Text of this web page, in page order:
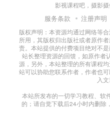
影视课程吧，摄影
服务条款 注册声明
版权声明：本资源均通过网络等
所用，其版权归出版社或者原作
责。本站提供的付费项目绝对不
站长整理资源的回馈，如原作者
源，另外，本站整理的所有课程
站可以协助您联系作者，作者也
入文
本站所发布的一切学习教程、软
的；请自觉下载后24小时内删除